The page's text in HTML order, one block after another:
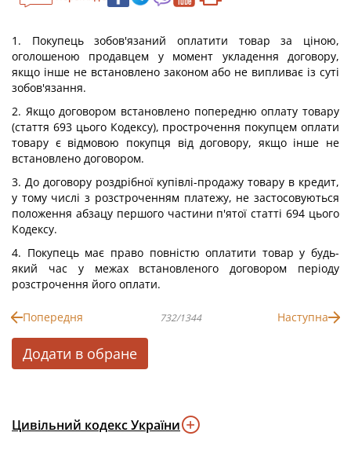
1. Покупець зобов'язаний оплатити товар за ціною,
оголошеною продавцем у момент укладення договору,
якщо інше не встановлено законом або не випливає із суті
зобов'язання.
2. Якщо договором встановлено попередню оплату товару
(стаття 693 цього Кодексу), прострочення покупцем оплати
товару є відмовою покупця від договору, якщо інше не
встановлено договором.
3. До договору роздрібної купівлі-продажу товару в кредит,
у тому числі з розстроченням платежу, не застосовуються
положення абзацу першого частини п'ятої статті 694 цього
Кодексу.
4. Покупець має право повністю оплатити товар у будь-
який час у межах встановленого договором періоду
розстрочення його оплати.
Попередня 732/1344 Наступна
Додати в обране
Цивільний кодекс України